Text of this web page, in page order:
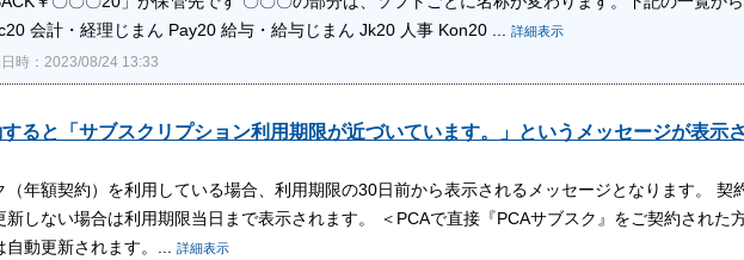
会計・経理じまん Pay20 給与・給与じまん Jk20 人事 Kon20 ...
詳細表示
時：2023/08/24 13:33
ると「サブスクリプション利用期限が近づいています。」というメッセージが表示
（年額契約）を利用している場合、利用期限の30日前から表示されるメッセージとなります。 契
新しない場合は利用期限当日まで表示されます。 ＜PCAで直接『PCAサブスク』をご契約された
自動更新されます。...
詳細表示